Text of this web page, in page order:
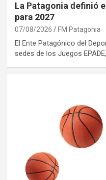
La Patagonia definió
para 2027
07/08/2026 FM Patagonia
El Ente Patagónico del
sedes de los Juegos